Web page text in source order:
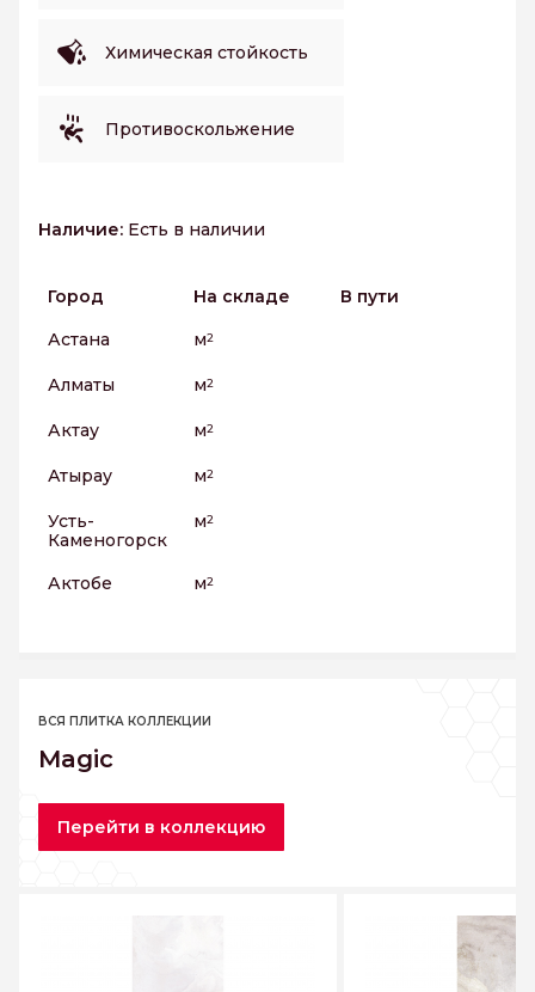
Химическая стойкость
Противоскольжение
Наличие: Есть в наличии
Город На складе
В пути
Астана
м2
Алматы м2
Актау м2
Атырау м2
Усть-
Каменогорск
м2
Актобе м2
ВСЯ ПЛИТКА КОЛЛЕКЦИИ
Magic
Перейти в коллекцию